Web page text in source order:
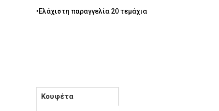
•Ελάχιστη παραγγελία 20 τεμάχια
Κουφέτα